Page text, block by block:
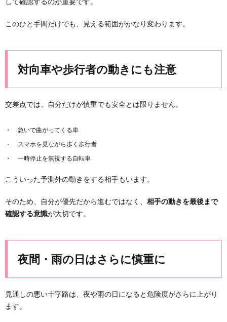
このひと手間だけでも、見える範囲がかなり変わります。
対向車や歩行者の動きにも注意
交差点では、自分だけが慎重でも安全とは限りません。
急いで曲がってくる車
スマホを見ながら歩く歩行者
一時停止を無視する自転車
こういった予測外の動きをする相手もいます。
そのため、自分が優先だから進むではなく、 相手の動きを最後まで
確認する意識が大切です。
夜間・雨の日はさらに慎重に
見通しの悪い十字路は、夜や雨の日になると危険度がさらに上がり
ます。